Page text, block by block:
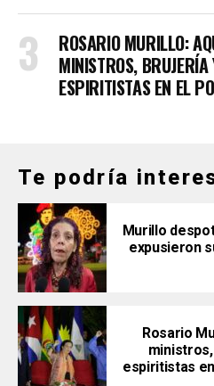
ROSARIO MURILLO:
MINISTROS, BRUJERÍA
ESPIRITISTAS EN EL
Te podría
Murillo
expusieron
Rosario
espiritistas